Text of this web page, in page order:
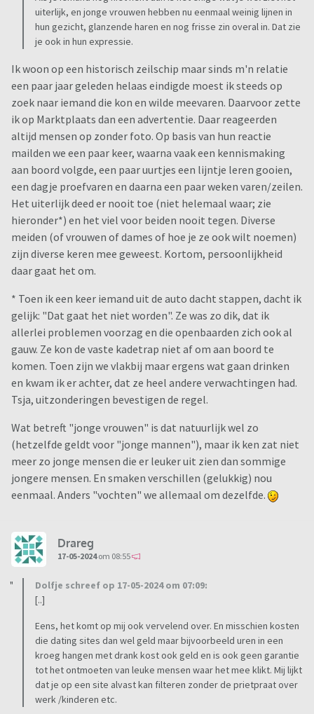
uiterlijk, en jonge vrouwen hebben nu eenmaal weinig lijnen in
hun gezicht, glanzende haren en nog frisse zin overal in. Dat zie
je ook in hun expressie.
Ik woon op een historisch zeilschip maar sinds m'n relatie
een paar jaar geleden helaas eindigde moest ik steeds op
zoek naar iemand die kon en wilde meevaren. Daarvoor zette
ik op Marktplaats dan een advertentie. Daar reageerden
altijd mensen op zonder foto. Op basis van hun reactie
mailden we een paar keer, waarna vaak een kennismaking
aan boord volgde, een paar uurtjes een lijntje leren gooien,
een dagje proefvaren en daarna een paar weken varen/zeilen.
Het uiterlijk deed er nooit toe (niet helemaal waar; zie
hieronder*) en het viel voor beiden nooit tegen. Diverse
meiden (of vrouwen of dames of hoe je ze ook wilt noemen)
zijn diverse keren mee geweest. Kortom, persoonlijkheid
daar gaat het om.
* Toen ik een keer iemand uit de auto dacht stappen, dacht ik
gelijk: "Dat gaat het niet worden". Ze was zo dik, dat ik
allerlei problemen voorzag en die openbaarden zich ook al
gauw. Ze kon de vaste kadetrap niet af om aan boord te
komen. Toen zijn we vlakbij maar ergens wat gaan drinken
en kwam ik er achter, dat ze heel andere verwachtingen had.
Tsja, uitzonderingen bevestigen de regel.
Wat betreft "jonge vrouwen" is dat natuurlijk wel zo
(hetzelfde geldt voor "jonge mannen"), maar ik ken zat niet
meer zo jonge mensen die er leuker uit zien dan sommige
jongere mensen. En smaken verschillen (gelukkig) nou
eenmaal. Anders "vochten" we allemaal om dezelfde.
Drareg
17-05-2024om 08:55
Dolfje schreef op 17-05-2024 om 07:09:
[..]
Eens, het komt op mij ook vervelend over. En misschien kosten
die dating sites dan wel geld maar bijvoorbeeld uren in een
kroeg hangen met drank kost ook geld en is ook geen garantie
tot het ontmoeten van leuke mensen waar het mee klikt. Mij lijkt
dat je op een site alvast kan filteren zonder de prietpraat over
werk /kinderen etc.